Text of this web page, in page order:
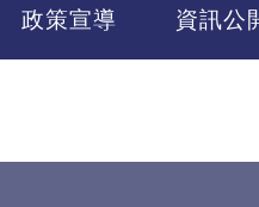
政策宣導 資訊公